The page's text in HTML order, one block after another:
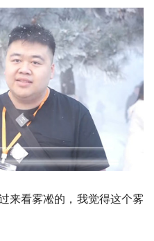
来看雾凇的，我觉得这个雾